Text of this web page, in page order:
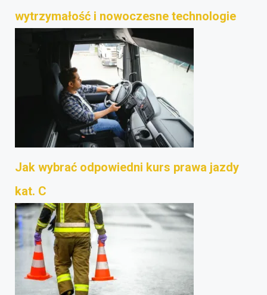
wytrzymałość i nowoczesne technologie
Jak wybrać odpowiedni kurs prawa jazdy
kat. C